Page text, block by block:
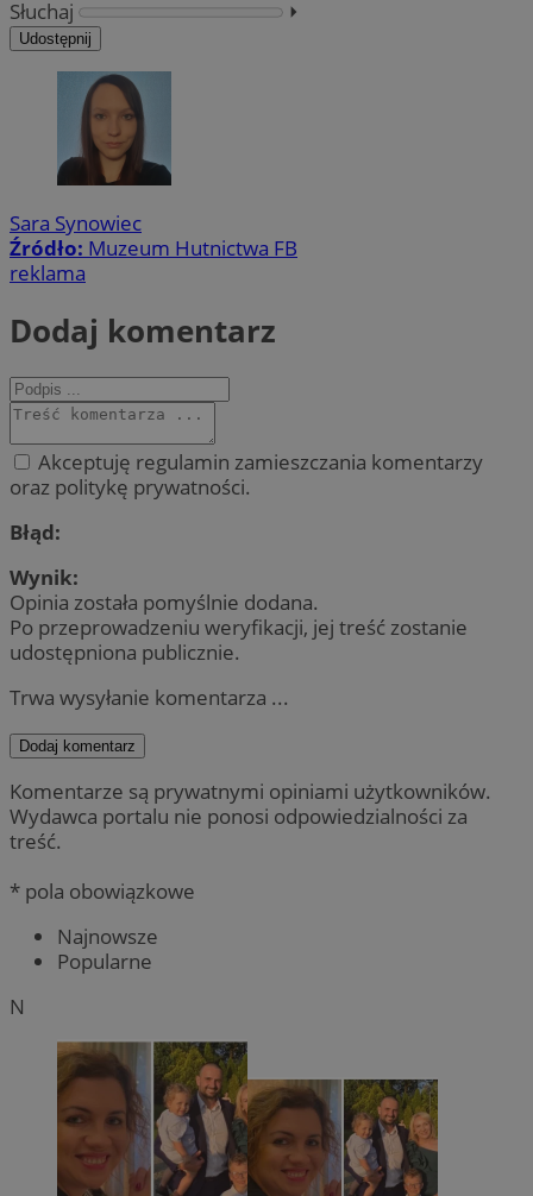
Słuchaj ⏵︎
Udostępnij
Sara Synowiec
Źródło: Muzeum Hutnictwa FB
reklama
Dodaj komentarz
Akceptuję regulamin zamieszczania komentarzy
oraz politykę prywatności.
Błąd:
Wynik:
Opinia została pomyślnie dodana.
Po przeprowadzeniu weryfikacji, jej treść zostanie
udostępniona publicznie.
Trwa wysyłanie komentarza ...
Dodaj komentarz
Komentarze są prywatnymi opiniami użytkowników.
Wydawca portalu nie ponosi odpowiedzialności za
treść.
* pola obowiązkowe
Najnowsze
Popularne
N